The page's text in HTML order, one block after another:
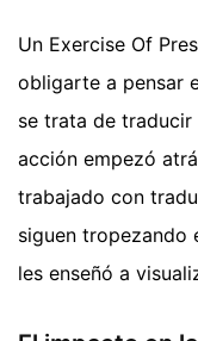
Un Exercise Of
obligarte a pensar
se trata de traducir
acción empezó
trabajado con
siguen tropezando
les enseñó a